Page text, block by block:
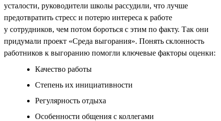
усталости, руководители школы рассудили, что лучше
предотвратить стресс и потерю интереса к работе
у сотрудников, чем потом бороться с этим по факту. Так они
придумали проект «Среда выгорания». Понять склонность
работников к выгоранию помогли ключевые факторы оценки:
Качество работы
Степень их инициативности
Регулярность отдыха
Особенности общения с коллегами